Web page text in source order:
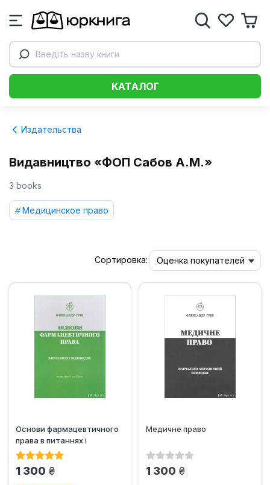
Введіть назву книги
КАТАЛОГ
Издательства
Видавництво «ФОП Сабов А.М.»
3 books
Медицинское право
Сортировка: Оценка покупателей
Основи фармацевтичного
права в питаннях і
відповідях
1 300 грн.
Медичне право
1 300 грн.